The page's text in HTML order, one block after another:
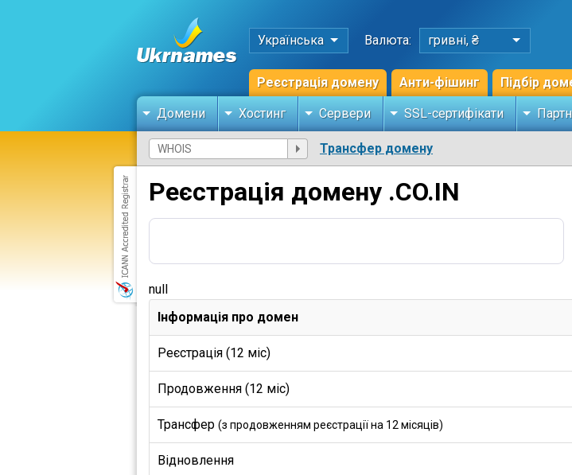
Українська Валюта: гривні, ₴
Реєстрація домену Анти-фішинг Підбір
Домени Хостинг Сервери SSL-сертифікати
Трансфер домену
Реєстрація домену .CO.IN
null
Інформація про домен
Реєстрація (12 міс)
Продовження (12 міс)
Трансфер (з продовженням реєстрації на 12 місяців)
Відновлення